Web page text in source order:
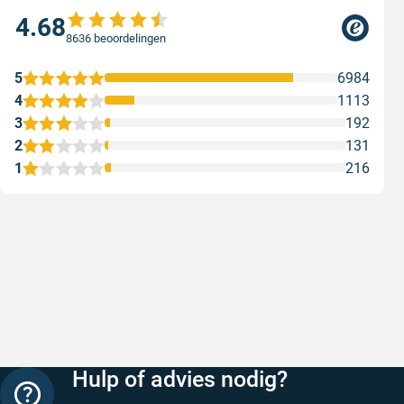
4.688636 beoordelingen
1 216
2 131
3 192
4 1113
5 6984
Hulp of advies nodig?